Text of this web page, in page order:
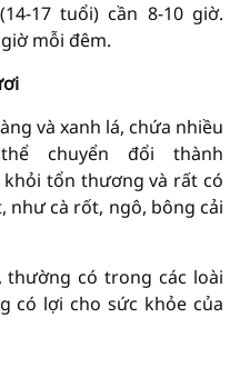
17 tuổi) cần 8-10 giờ.
mỗi đêm.
và xanh lá, chứa nhiều
chuyển đổi thành
tổn thương và rất có
như cà rốt, ngô, bông cải
thường có trong các loài
có lợi cho sức khỏe của